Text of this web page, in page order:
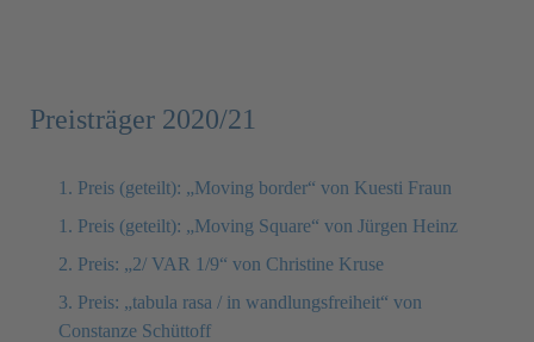
Preisträger 2020/21
1. Preis (geteilt): „Moving border“ von Kuesti Fraun
1. Preis (geteilt): „Moving Square“ von Jürgen Heinz
2. Preis: „2/ VAR 1/9“ von Christine Kruse
3. Preis: „tabula rasa / in wandlungsfreiheit“ von
Constanze Schüttoff